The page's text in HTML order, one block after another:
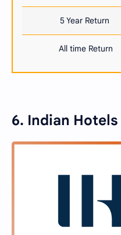
5 Year Return
All time Return
6. Indian